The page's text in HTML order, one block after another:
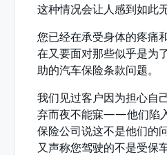
这种情况会让人感到如此无
您已经在承受身体的疼痛
在又要面对那些似乎是为
助的汽车保险条款问题。
我们见过客户因为担心自
弃而夜不能寐——他们陷
保险公司说这不是他们的
又声称您驾驶的不是受保